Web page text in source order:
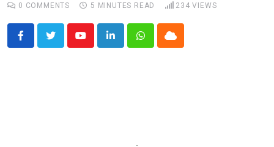
0 COMMENTS 5 MINUTES READ 234 VIEWS
YoutubeLinkedInWhatsappCloud